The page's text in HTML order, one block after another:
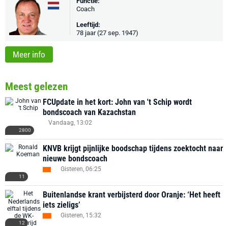
Coach
Leeftijd:
78 jaar (27 sep. 1947)
Meer info
Meest gelezen
2800
FCUpdate in het kort: John van 't Schip wordt
bondscoach van Kazachstan
Vandaag, 13:02
11
KNVB krijgt pijnlijke boodschap tijdens zoektocht naar
nieuwe bondscoach
Gisteren, 06:25
12
Buitenlandse krant verbijsterd door Oranje: ‘Het heeft
iets zieligs’
Gisteren, 15:32